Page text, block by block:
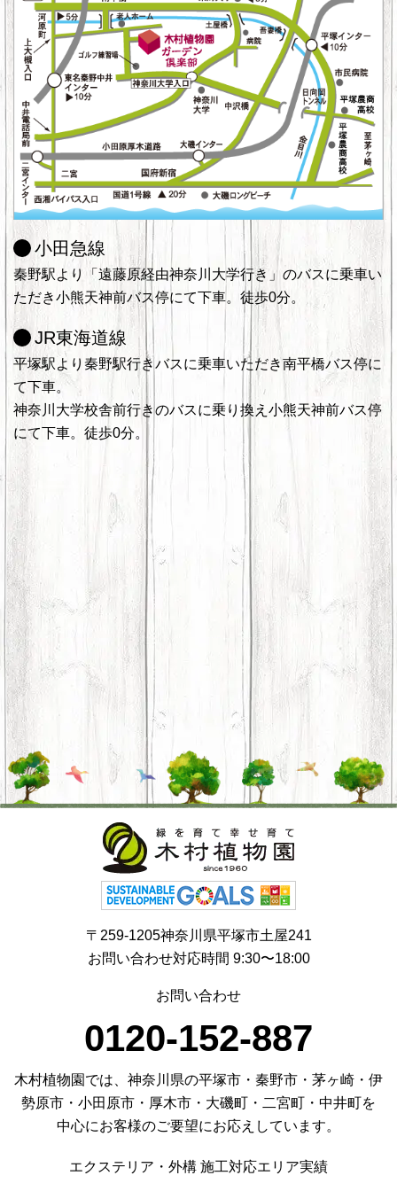
小田急線
秦野駅より「遠藤原経由神奈川大学行き」のバスに乗車い
ただき小熊天神前バス停にて下車。徒歩0分。
JR東海道線
平塚駅より秦野駅行きバスに乗車いただき南平橋バス停に
て下車。
神奈川大学校舎前行きのバスに乗り換え小熊天神前バス停
にて下車。徒歩0分。
〒259-1205神奈川県平塚市土屋241
お問い合わせ対応時間 9:30〜18:00
お問い合わせ
0120-152-887
木村植物園では、神奈川県の平塚市・秦野市・茅ヶ崎・伊
勢原市・小田原市・厚木市・大磯町・二宮町・中井町を
中心にお客様のご要望にお応えしています。
エクステリア・外構 施工対応エリア実績